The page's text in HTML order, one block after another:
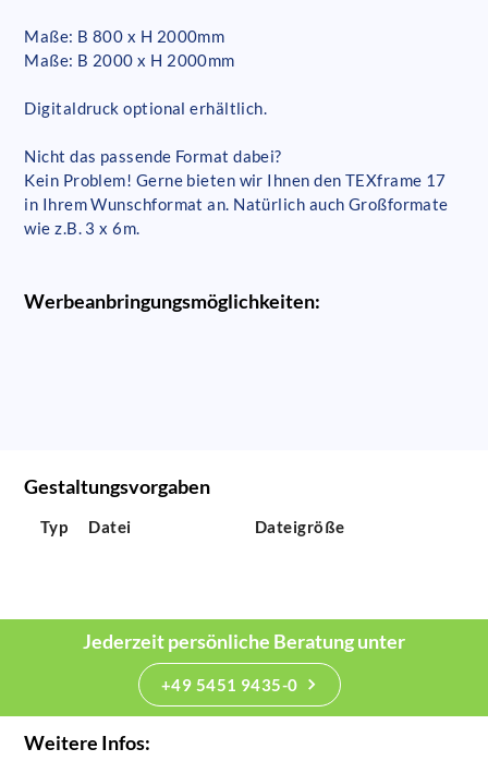
Maße: B 800 x H 2000mm
Maße: B 2000 x H 2000mm
Digitaldruck optional erhältlich.
Nicht das passende Format dabei?
Kein Problem! Gerne bieten wir Ihnen den TEXframe 17
in Ihrem Wunschformat an. Natürlich auch Großformate
wie z.B. 3 x 6m.
Werbeanbringungsmöglichkeiten:
Gestaltungsvorgaben
Typ Datei Dateigröße
Jederzeit persönliche Beratung unter
+49 5451 9435-0
Weitere Infos: